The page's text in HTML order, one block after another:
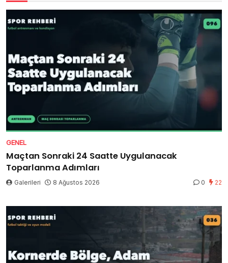
GENEL
Maçtan Sonraki 24 Saatte Uygulanacak
Toparlanma Adımları
Galerileri 8 Ağustos 2026 0 22